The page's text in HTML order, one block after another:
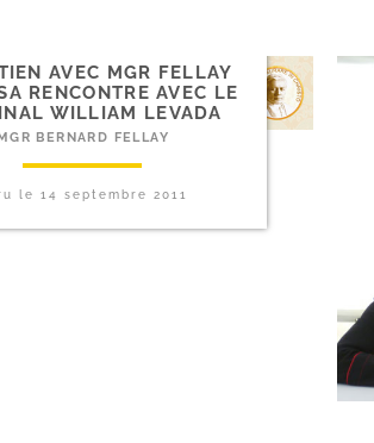
AVEC MGR FELLAY
RENCONTRE AVEC LE
WILLIAM LEVADA
MGR BERNARD FELLAY
le 14 septembre 2011